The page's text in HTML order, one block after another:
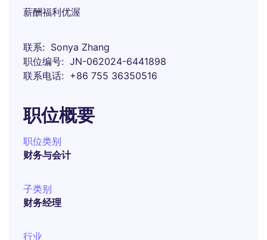
薪酬福利优渥
联系
Sonya Zhang
职位编号
JN-062024-6441898
联系电话
+86 755 36350516
职位概要
职位类别
财务与会计
子类别
财务经理
行业